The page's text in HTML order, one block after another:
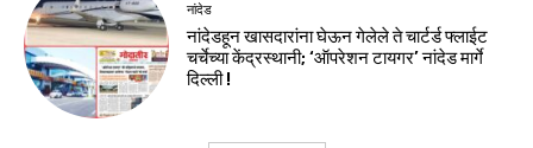
नांदेड
नांदेडहून खासदारांना घेऊन गेलेले ते चार्टर्ड फ्लाईट
चर्चेच्या केंद्रस्थानी; ‘ऑपरेशन टायगर’ नांदेड मार्गे
दिल्ली !